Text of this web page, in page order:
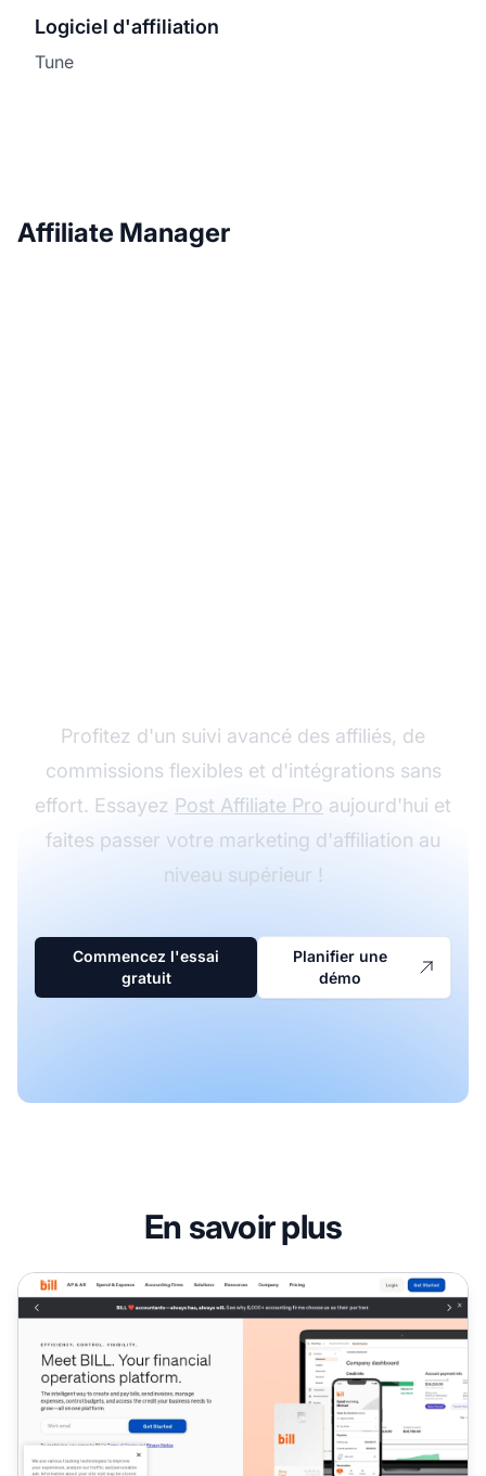
Logiciel d'affiliation
Tune
Affiliate Manager
Profitez d'un suivi avancé des affiliés, de
commissions flexibles et d'intégrations sans
effort. Essayez Post Affiliate Pro aujourd'hui et
faites passer votre marketing d'affiliation au
niveau supérieur !
Commencez l'essai
gratuit
Planifier une
démo
En savoir plus
Programme d'affiliation Revenue Bill